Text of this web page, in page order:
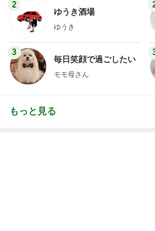
2
ゆうき酒場
ゆうき
3
毎日笑顔で過ごしたい
モモ母さん
もっと見る